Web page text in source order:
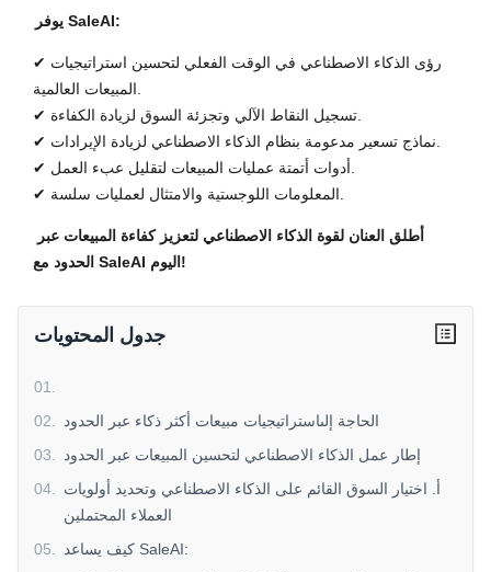
يوفر SaleAI:
✔ رؤى الذكاء الاصطناعي في الوقت الفعلي لتحسين استراتيجيات
المبيعات العالمية.
✔ تسجيل النقاط الآلي وتجزئة السوق لزيادة الكفاءة.
✔ نماذج تسعير مدعومة بنظام الذكاء الاصطناعي لزيادة الإيرادات.
✔ أدوات أتمتة عمليات المبيعات لتقليل عبء العمل.
✔ المعلومات اللوجستية والامتثال لعمليات سلسة.
أطلق العنان لقوة الذكاء الاصطناعي لتعزيز كفاءة المبيعات عبر
الحدود مع SaleAI اليوم!
جدول المحتويات
01
02
الحاجة إلىاستراتيجيات مبيعات أكثر ذكاء عبر الحدود
03
إطار عمل الذكاء الاصطناعي لتحسين المبيعات عبر الحدود
04
أ. اختيار السوق القائم على الذكاء الاصطناعي وتحديد أولويات
العملاء المحتملين
05
كيف يساعد SaleAI: